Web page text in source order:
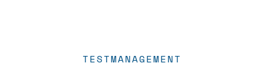
TESTMANAGEMENT